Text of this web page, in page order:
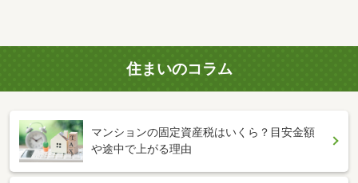
住まいのコラム
マンションの固定資産税はいくら？目安金額
や途中で上がる理由